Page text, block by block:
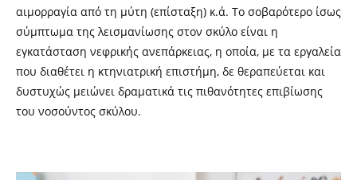
αιμορραγία από τη μύτη (επίσταξη) κ.ά. Το σοβαρότερο ίσως
σύμπτωμα της λεισμανίωσης στον σκύλο είναι η
εγκατάσταση νεφρικής ανεπάρκειας, η οποία, με τα εργαλεία
που διαθέτει η κτηνιατρική επιστήμη, δε θεραπεύεται και
δυστυχώς μειώνει δραματικά τις πιθανότητες επιβίωσης
του νοσούντος σκύλου.